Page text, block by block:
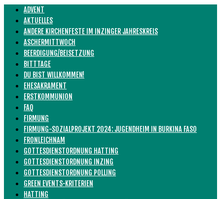
ADVENT
AKTUELLES
ANDERE KIRCHENFESTE IM INZINGER JAHRESKREIS
ASCHERMITTWOCH
BEERDIGUNG/BEISETZUNG
BITTTAGE
DU BIST WILLKOMMEN!
EHESAKRAMENT
ERSTKOMMUNION
FAQ
FIRMUNG
FIRMUNG-SOZIALPROJEKT 2024: JUGENDHEIM IN BURKINA FASO
FRONLEICHNAM
GOTTESDIENSTORDNUNG HATTING
GOTTESDIENSTORDNUNG INZING
GOTTESDIENSTORDNUNG POLLING
GREEN EVENTS-KRITERIEN
HATTING